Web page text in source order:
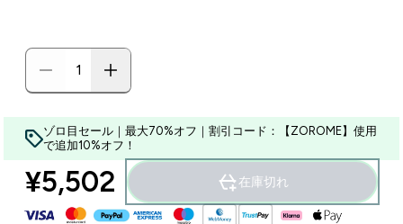
ゾロ目セール｜最大70%オフ｜割引コード：【ZOROME】使用
で追加10%オフ！
¥5,502‎ 在庫切れ